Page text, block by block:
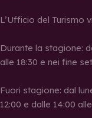
L’Ufficio del Turismo
Durante la stagione:
alle 18:30 e nei fine
Fuori stagione: dal
12:00 e dalle 14:00